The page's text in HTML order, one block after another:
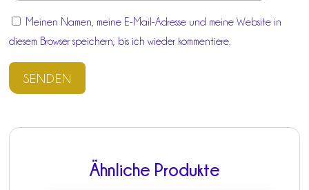
Meinen Namen, meine E-Mail-Adresse und meine Website in
diesem Browser speichern, bis ich wieder kommentiere.
Ähnliche Produkte